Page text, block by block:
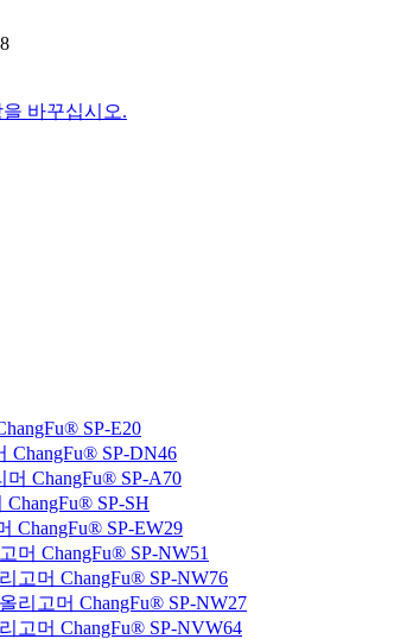
바꾸십시오.
SP-E20
ChangFu® SP-DN46
ChangFu® SP-A70
SP-SH
ChangFu® SP-EW29
머 ChangFu® SP-NW51
고머 ChangFu® SP-NW76
리고머 ChangFu® SP-NW27
고머 ChangFu® SP-NVW64